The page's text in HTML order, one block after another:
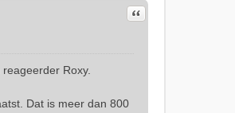
Citeer
Roxy.
Dat is meer dan 800